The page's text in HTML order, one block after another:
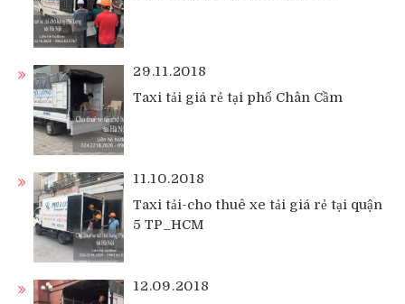
29.11.2018
Taxi tải giá rẻ tại phố Chân Cầm
11.10.2018
Taxi tải-cho thuê xe tải giá rẻ tại quận
5 TP_HCM
12.09.2018